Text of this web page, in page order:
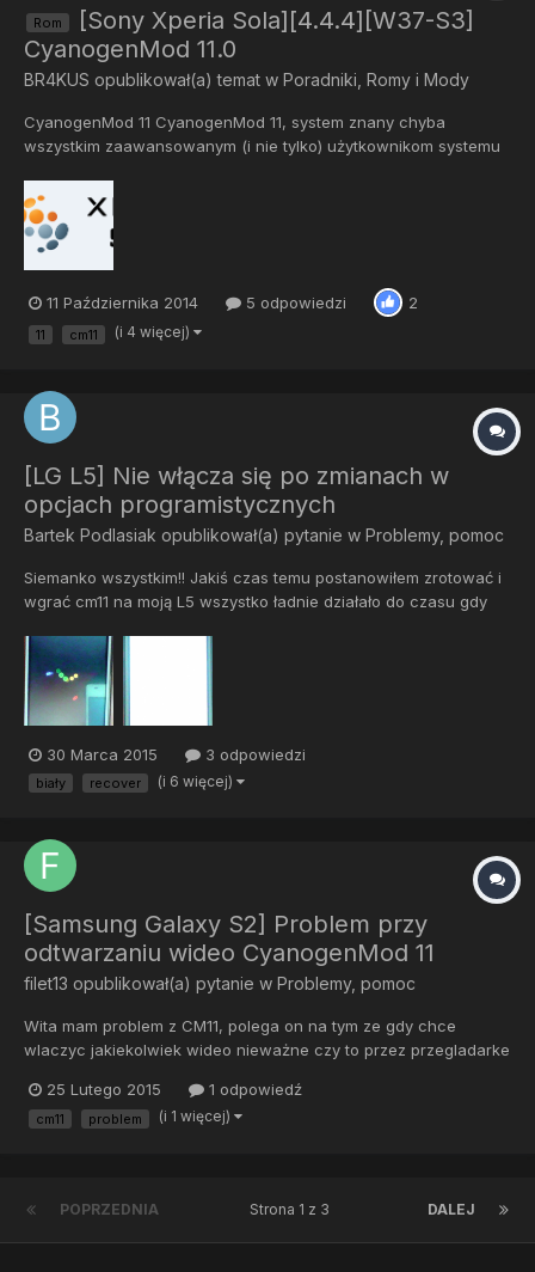
Rom
[Sony Xperia Sola][4.4.4][W37-S3]
CyanogenMod 11.0
BR4KUS opublikował(a) temat w Poradniki, Romy i Mody
CyanogenMod 11 CyanogenMod 11, system znany chyba
wszystkim zaawansowanym (i nie tylko) użytkownikom systemu
ROM`em 2/Zainstaluj GApps 3/ Wejdź do TWRP Recovery
4/Wykonaj Wipe Data i Cache 5/Zainstaluj zip 6/Zrestartuj
telefon 7/...
11 Października 2014 5 odpowiedzi 2
11 cm11 (i 4 więcej)
[LG L5] Nie włącza się po zmianach w
opcjach programistycznych
Bartek Podlasiak opublikował(a) pytanie w Problemy, pomoc
Siemanko wszystkim!! Jakiś czas temu postanowiłem zrotować i
wgrać cm11 na moją L5 wszystko ładnie działało do czasu gdy
ponownie uruchamiać i tak w nie skończoność. Gdy próbuje
wejść w tryb recover pojawia się biały ekran,na którym p...
30 Marca 2015 3 odpowiedzi
biały recover (i 6 więcej)
[Samsung Galaxy S2] Problem przy
odtwarzaniu wideo CyanogenMod 11
filet13 opublikował(a) pytanie w Problemy, pomoc
Wita mam problem z CM11, polega on na tym ze gdy chce
wlaczyc jakiekolwiek wideo nieważne czy to przez przegladarke
wlaczeniu fullscreen obraz jest wyswietlany .W oknie dzwiek
normalnie jest odtwarzany tylko obraz jest to czarne tło.
25 Lutego 2015 1 odpowiedź
cm11 problem (i 1 więcej)
POPRZEDNIA DALEJ
Strona 1 z 3